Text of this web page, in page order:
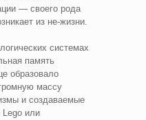
— своего рода
из не-жизни.
системах
память
образовало
массу
и создаваемые
или